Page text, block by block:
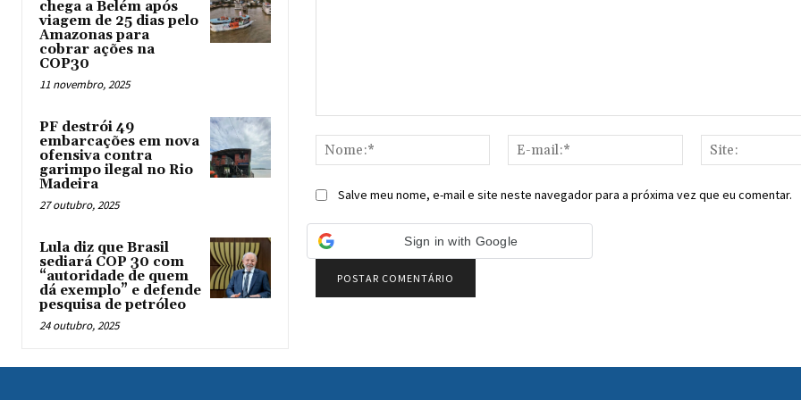
chega a Belém após
viagem de 25 dias pelo
Amazonas para
cobrar ações na
COP30
11 novembro, 2025
PF destrói 49
embarcações em nova
ofensiva contra
garimpo ilegal no Rio
Madeira
27 outubro, 2025
Lula diz que Brasil
sediará COP 30 com
“autoridade de quem
dá exemplo” e defende
pesquisa de petróleo
24 outubro, 2025
Nome:*
mail:*
Salve meu nome, e-mail e site neste navegador para a próxima vez que eu comentar.
Sign in with Google